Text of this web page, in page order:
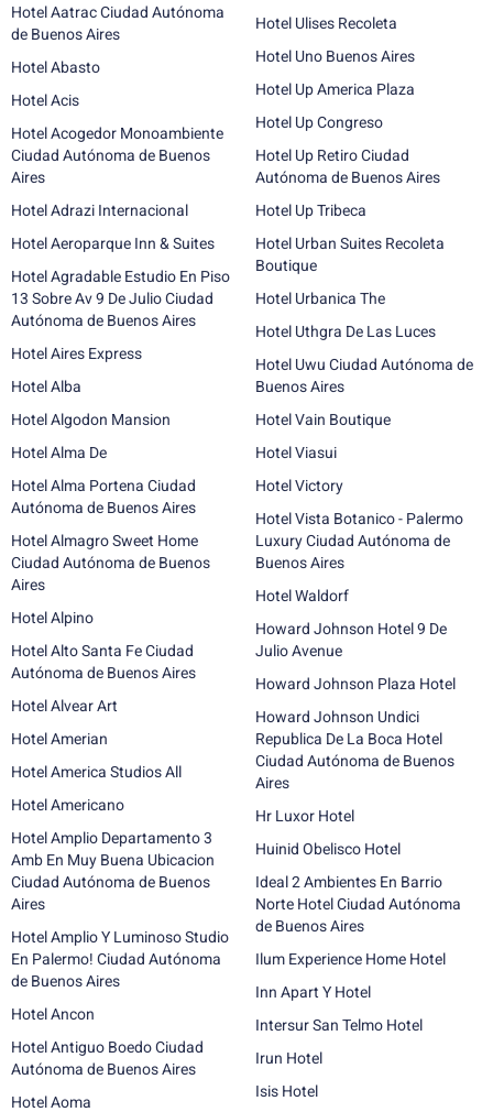
Hotel Aatrac Ciudad Autónoma
de Buenos Aires
Hotel Abasto
Hotel Acis
Hotel Acogedor Monoambiente
Ciudad Autónoma de Buenos
Aires
Hotel Adrazi Internacional
Hotel Aeroparque Inn & Suites
Hotel Agradable Estudio En Piso
13 Sobre Av 9 De Julio Ciudad
Autónoma de Buenos Aires
Hotel Aires Express
Hotel Alba
Hotel Algodon Mansion
Hotel Alma De
Hotel Alma Portena Ciudad
Autónoma de Buenos Aires
Hotel Almagro Sweet Home
Ciudad Autónoma de Buenos
Aires
Hotel Alpino
Hotel Alto Santa Fe Ciudad
Autónoma de Buenos Aires
Hotel Alvear Art
Hotel Amerian
Hotel America Studios All
Hotel Americano
Hotel Amplio Departamento 3
Amb En Muy Buena Ubicacion
Ciudad Autónoma de Buenos
Aires
Hotel Amplio Y Luminoso Studio
En Palermo! Ciudad Autónoma
de Buenos Aires
Hotel Ancon
Hotel Antiguo Boedo Ciudad
Autónoma de Buenos Aires
Hotel Aoma
Hotel Ulises Recoleta
Hotel Uno Buenos Aires
Hotel Up America Plaza
Hotel Up Congreso
Hotel Up Retiro Ciudad
Autónoma de Buenos Aires
Hotel Up Tribeca
Hotel Urban Suites Recoleta
Boutique
Hotel Urbanica The
Hotel Uthgra De Las Luces
Hotel Uwu Ciudad Autónoma de
Buenos Aires
Hotel Vain Boutique
Hotel Viasui
Hotel Victory
Hotel Vista Botanico - Palermo
Luxury Ciudad Autónoma de
Buenos Aires
Hotel Waldorf
Howard Johnson Hotel 9 De
Julio Avenue
Howard Johnson Plaza Hotel
Howard Johnson Undici
Republica De La Boca Hotel
Ciudad Autónoma de Buenos
Aires
Hr Luxor Hotel
Huinid Obelisco Hotel
Ideal 2 Ambientes En Barrio
Norte Hotel Ciudad Autónoma
de Buenos Aires
Ilum Experience Home Hotel
Inn Apart Y Hotel
Intersur San Telmo Hotel
Irun Hotel
Isis Hotel